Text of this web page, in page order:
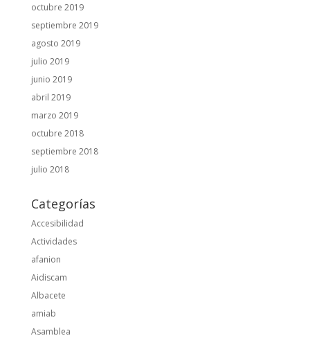
octubre 2019
septiembre 2019
agosto 2019
julio 2019
junio 2019
abril 2019
marzo 2019
octubre 2018
septiembre 2018
julio 2018
Categorías
Accesibilidad
Actividades
afanion
Aidiscam
Albacete
amiab
Asamblea